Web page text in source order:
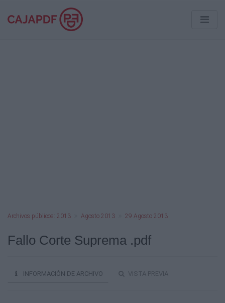
Archivos públicos: 2013 Agosto 2013 29 Agosto 2013
Fallo Corte Suprema .pdf
INFORMACIÓN DE ARCHIVO VISTA PREVIA